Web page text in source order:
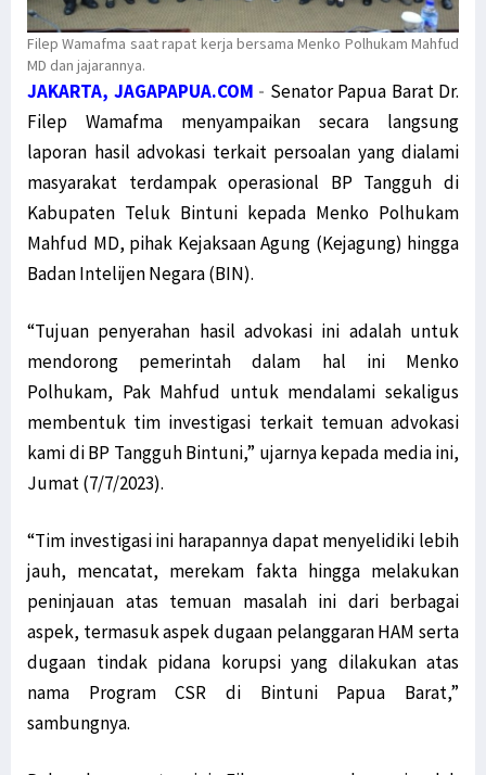
Filep Wamafma saat rapat kerja bersama Menko Polhukam Mahfud
MD dan jajarannya.
JAKARTA, JAGAPAPUA.COM - Senator Papua Barat Dr.
Filep Wamafma menyampaikan secara langsung
laporan hasil advokasi terkait persoalan yang dialami
masyarakat terdampak operasional BP Tangguh di
Kabupaten Teluk Bintuni kepada Menko Polhukam
Mahfud MD, pihak Kejaksaan Agung (Kejagung) hingga
Badan Intelijen Negara (BIN).
“Tujuan penyerahan hasil advokasi ini adalah untuk
mendorong pemerintah dalam hal ini Menko
Polhukam, Pak Mahfud untuk mendalami sekaligus
membentuk tim investigasi terkait temuan advokasi
kami di BP Tangguh Bintuni,” ujarnya kepada media ini,
Jumat (7/7/2023).
“Tim investigasi ini harapannya dapat menyelidiki lebih
jauh, mencatat, merekam fakta hingga melakukan
peninjauan atas temuan masalah ini dari berbagai
aspek, termasuk aspek dugaan pelanggaran HAM serta
dugaan tindak pidana korupsi yang dilakukan atas
nama Program CSR di Bintuni Papua Barat,”
sambungnya.